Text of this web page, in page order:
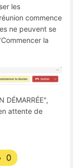
les
commence
ne peuvent se
la
DÉMARRÉE",
attente de